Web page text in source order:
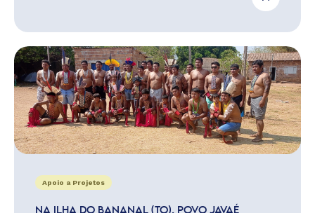
Apoio a Projetos
NA ILHA DO BANANAL (TO), POVO JAVAÉ